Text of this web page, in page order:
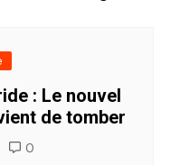
: Le nouvel
de tomber
0